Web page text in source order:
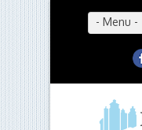
- Menu -